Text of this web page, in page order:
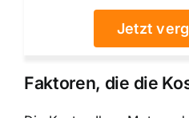
Jetzt
Faktoren, die die